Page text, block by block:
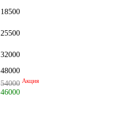
18500
25500
32000
48000
54000 Акция
46000